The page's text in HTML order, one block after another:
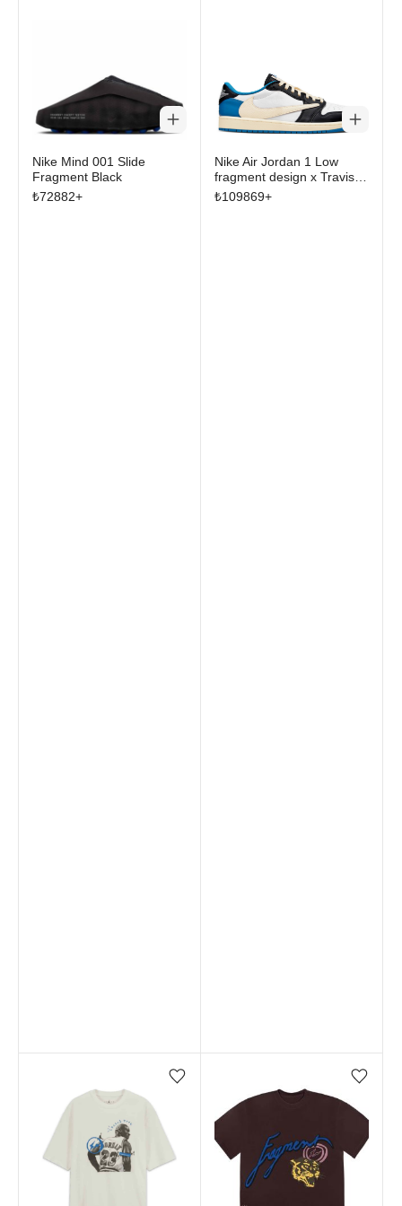
Nike Mind 001 Slide
Fragment Black
₺72882+
Nike Air Jordan 1 Low
fragment design x Travis
Scott
₺109869+
Favorilere ekle/çıkar Favorilere ekle/çıkar